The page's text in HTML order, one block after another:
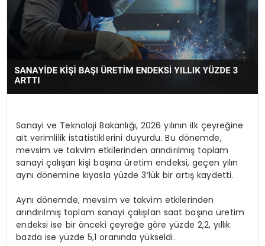
Sanayi ve Teknoloji Bakanlığı, 2026 yılının ilk çeyreğine
ait verimlilik istatistiklerini duyurdu. Bu dönemde,
mevsim ve takvim etkilerinden arındırılmış toplam
sanayi çalışan kişi başına üretim endeksi, geçen yılın
aynı dönemine kıyasla yüzde 3’lük bir artış kaydetti.
Aynı dönemde, mevsim ve takvim etkilerinden
arındırılmış toplam sanayi çalışılan saat başına üretim
endeksi ise bir önceki çeyreğe göre yüzde 2,2, yıllık
bazda ise yüzde 5,1 oranında yükseldi.